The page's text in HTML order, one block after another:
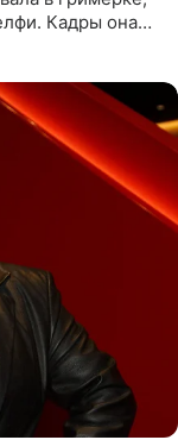
Кадры она